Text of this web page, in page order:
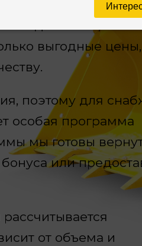
мы
выгодные
поэтому для
особая программа
мы готовы
или
от объема и